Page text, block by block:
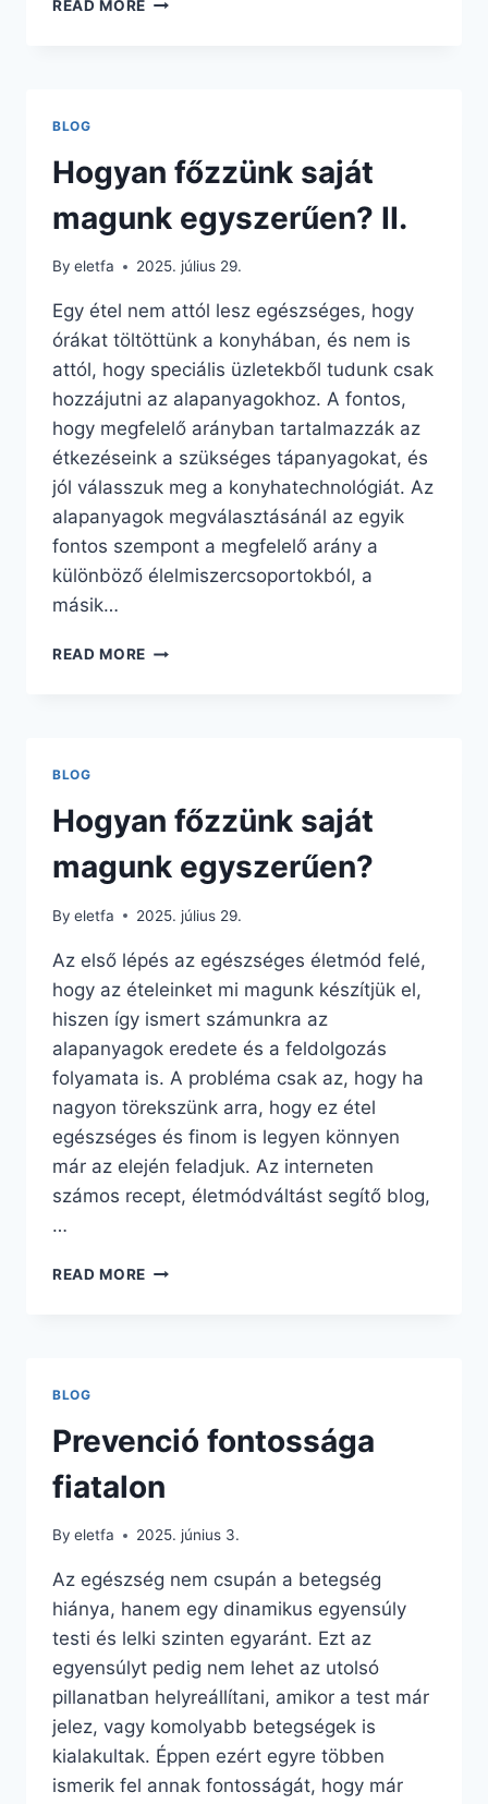
READ MORE
BLOG
Hogyan főzzünk saját
magunk egyszerűen? II.
By eletfa 2025. július 29.
Egy étel nem attól lesz egészséges, hogy
órákat töltöttünk a konyhában, és nem is
attól, hogy speciális üzletekből tudunk csak
hozzájutni az alapanyagokhoz. A fontos,
hogy megfelelő arányban tartalmazzák az
étkezéseink a szükséges tápanyagokat, és
jól válasszuk meg a konyhatechnológiát. Az
alapanyagok megválasztásánál az egyik
fontos szempont a megfelelő arány a
különböző élelmiszercsoportokból, a
másik…
READ MORE HOGYAN
BLOG
Hogyan főzzünk saját
magunk egyszerűen?
By eletfa 2025. július 29.
Az első lépés az egészséges életmód felé,
hogy az ételeinket mi magunk készítjük el,
hiszen így ismert számunkra az
alapanyagok eredete és a feldolgozás
folyamata is. A probléma csak az, hogy ha
nagyon törekszünk arra, hogy ez étel
egészséges és finom is legyen könnyen
már az elején feladjuk. Az interneten
számos recept, életmódváltást segítő blog,
…
READ MORE HOGYAN
BLOG
Prevenció fontossága
fiatalon
By eletfa 2025. június 3.
Az egészség nem csupán a betegség
hiánya, hanem egy dinamikus egyensúly
testi és lelki szinten egyaránt. Ezt az
egyensúlyt pedig nem lehet az utolsó
pillanatban helyreállítani, amikor a test már
jelez, vagy komolyabb betegségek is
kialakultak. Éppen ezért egyre többen
ismerik fel annak fontosságát, hogy már